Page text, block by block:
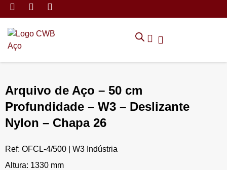
Arquivo de Aço – 50 cm
Profundidade – W3 – Deslizante
Nylon – Chapa 26
Ref: OFCL-4/500 | W3 Indústria
Altura: 1330 mm